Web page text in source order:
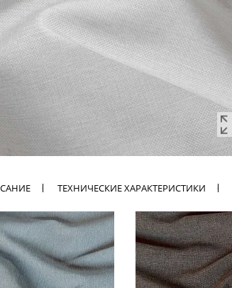
ТЕХНИЧЕСКИЕ ХАРАКТЕРИСТИКИ